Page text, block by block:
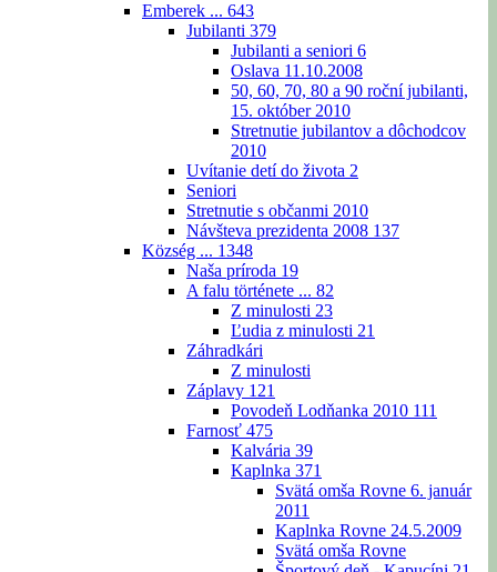
Emberek ... 643
Jubilanti 379
Jubilanti a seniori 6
Oslava 11.10.2008
50, 60, 70, 80 a 90 roční jubilanti,
15. október 2010
Stretnutie jubilantov a dôchodcov
2010
Uvítanie detí do života 2
Seniori
Stretnutie s občanmi 2010
Návšteva prezidenta 2008 137
Község ... 1348
Naša príroda 19
A falu története ... 82
Z minulosti 23
Ľudia z minulosti 21
Záhradkári
Z minulosti
Záplavy 121
Povodeň Lodňanka 2010 111
Farnosť 475
Kalvária 39
Kaplnka 371
Svätá omša Rovne 6. január
2011
Kaplnka Rovne 24.5.2009
Svätá omša Rovne